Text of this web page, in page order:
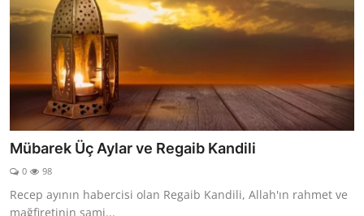
HAKKIMIZDA
DESTEKLİYORUM
SURELER
NAMAZ
DUALAR
Mübarek Üç Aylar ve Regaib Kandili
0 98
Recep ayının habercisi olan Regaib Kandili, Allah'ın rahmet ve
mağfiretinin sami...